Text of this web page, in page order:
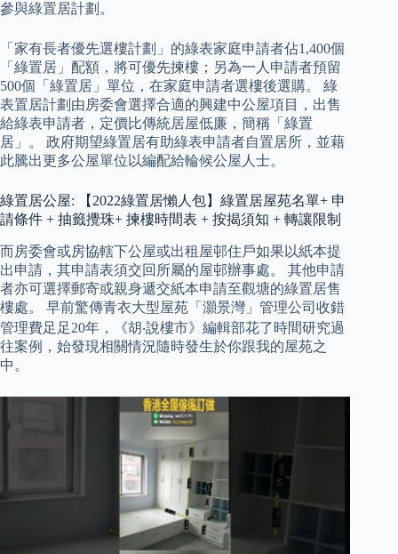
參與綠置居計劃。
「家有長者優先選樓計劃」的綠表家庭申請者佔1,400個
「綠置居」配額，將可優先揀樓；另為一人申請者預留
500個「綠置居」單位，在家庭申請者選樓後選購。 綠
表置居計劃由房委會選擇合適的興建中公屋項目，出售
給綠表申請者，定價比傳統居屋低廉，簡稱「綠置
居」。 政府期望綠置居有助綠表申請者自置居所，並藉
此騰出更多公屋單位以編配給輪候公屋人士。
綠置居公屋: 【2022綠置居懶人包】綠置居屋苑名單+ 申
請條件 + 抽籤攪珠+ 揀樓時間表 + 按揭須知 + 轉讓限制
而房委會或房協轄下公屋或出租屋邨住戶如果以紙本提
出申請，其申請表須交回所屬的屋邨辦事處。 其他申請
者亦可選擇郵寄或親身遞交紙本申請至觀塘的綠置居售
樓處。 早前驚傳青衣大型屋苑「灝景灣」管理公司收錯
管理費足足20年，《胡‧說樓市》編輯部花了時間研究過
往案例，始發現相關情況隨時發生於你跟我的屋苑之
中。